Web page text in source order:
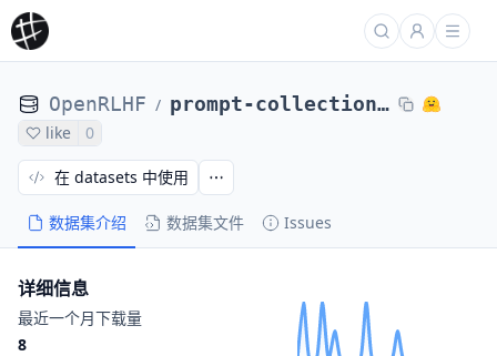
OpenRLHF / prompt-collection-v0.1
like 0
数据集介绍 数据集文件 Issues
在 datasets 中使用
详细信息
最近一个月下载量
8